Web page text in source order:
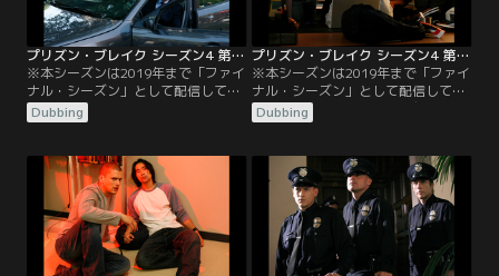
プリズン・ブレイク シーズン4 第01話／吹替
※本シーズンは2019年まで「ファイ
ナル・シーズン」として配信してい
ました／吹替／第01話 スキュラ／サ
ラの死をめぐり、マイケルはウィス
うとするが、ロサンゼルスで信じら
れないような事実を知らされる。そ
してマホーンは壊滅的な損失を被っ
てしまう。マイケルとリンカーンは
仲間と再会。
Dubbing
プリズン・ブレイク シーズン4 第02話／吹替
※本シーズンは2019年まで「ファイ
ナル・シーズン」として配信してい
ました／吹替／第02話 オデュッセイ
ア／第1話の後編。一行は国土安全
を開始する。ティーバッグは逃走中
の飛行機の中で見捨てられてしま
Dubbing